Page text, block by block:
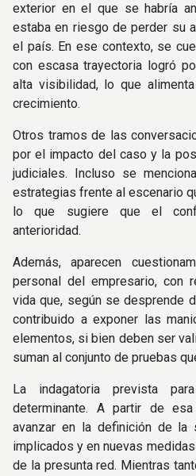
exterior en el que se habría
estaba en riesgo de perder su
el país. En ese contexto, se
con escasa trayectoria logró
alta visibilidad, lo que
crecimiento.
Otros tramos de las
por el impacto del caso y la
judiciales. Incluso se
estrategias frente al escenario
lo que sugiere que el
anterioridad.
Además, aparecen
personal del empresario, con
vida que, según se desprende
contribuido a exponer las
elementos, si bien deben ser
suman al conjunto de pruebas
La indagatoria prevista
determinante. A partir de
avanzar en la definición de la
implicados y en nuevas
de la presunta red. Mientras